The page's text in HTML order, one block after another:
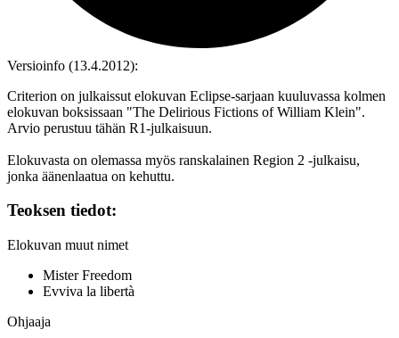
Versioinfo (13.4.2012):
Criterion on julkaissut elokuvan Eclipse-sarjaan kuuluvassa kolmen
elokuvan boksissaan "The Delirious Fictions of William Klein".
Arvio perustuu tähän R1‑julkaisuun.
Elokuvasta on olemassa myös ranskalainen Region 2 ‑julkaisu,
jonka äänenlaatua on kehuttu.
Teoksen tiedot:
Elokuvan muut nimet
Mister Freedom
Evviva la libertà
Ohjaaja